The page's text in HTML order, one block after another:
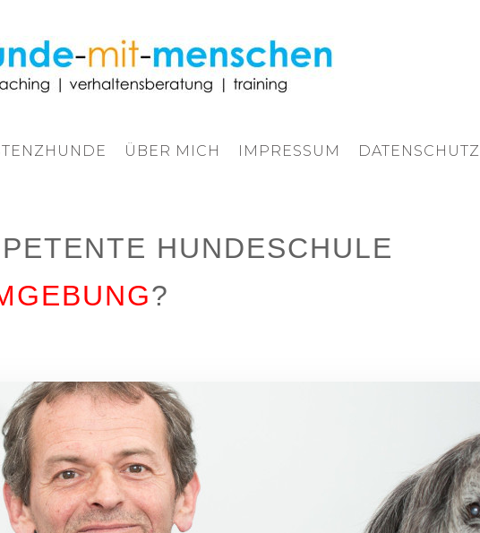
ÜBER MICH IMPRESSUM DATENSCHUTZ
HUNDESCHULE
?